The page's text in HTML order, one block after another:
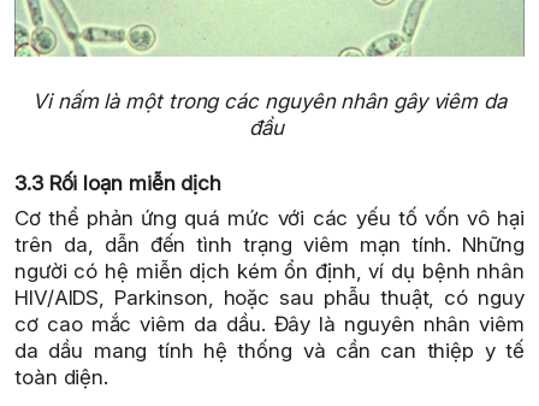
Vi nấm là một trong các nguyên nhân gây viêm da
đầu
3.3 Rối loạn miễn dịch
Cơ thể phản ứng quá mức với các yếu tố vốn vô hại
trên da, dẫn đến tình trạng viêm mạn tính. Những
người có hệ miễn dịch kém ổn định, ví dụ bệnh nhân
HIV/AIDS, Parkinson, hoặc sau phẫu thuật, có nguy
cơ cao mắc viêm da dầu. Đây là nguyên nhân viêm
da dầu mang tính hệ thống và cần can thiệp y tế
toàn diện.